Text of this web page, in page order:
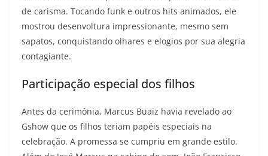
de carisma. Tocando funk e outros hits animados, ele
mostrou desenvoltura impressionante, mesmo sem
sapatos, conquistando olhares e elogios por sua alegria
contagiante.
Participação especial dos filhos
Antes da cerimônia, Marcus Buaiz havia revelado ao
Gshow que os filhos teriam papéis especiais na
celebração. A promessa se cumpriu em grande estilo.